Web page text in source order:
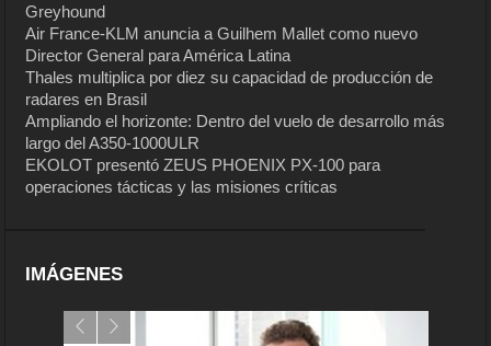
Greyhound
Air France-KLM anuncia a Guilhem Mallet como nuevo
Director General para América Latina
Thales multiplica por diez su capacidad de producción de
radares en Brasil
Ampliando el horizonte: Dentro del vuelo de desarrollo más
largo del A350-1000ULR
EKOLOT presentó ZEUS PHOENIX PX-100 para
operaciones tácticas y las misiones críticas
IMÁGENES